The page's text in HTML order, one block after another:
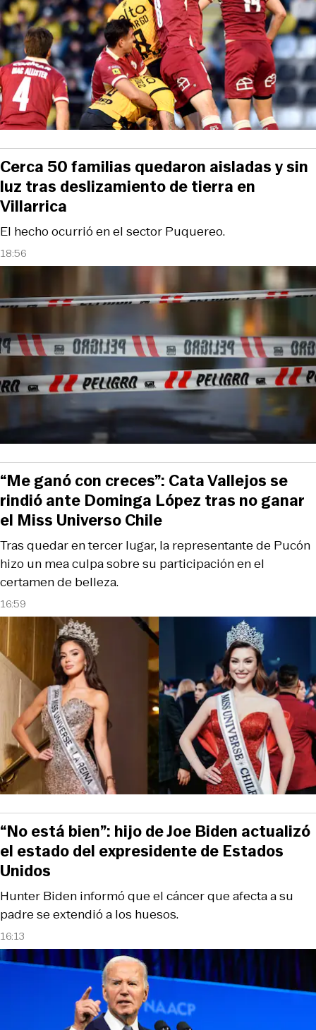
18:56
El hecho ocurrió en el sector Puquereo.
Cerca 50 familias quedaron aisladas y sin
luz tras deslizamiento de tierra en
Villarrica
16:59
Tras quedar en tercer lugar, la representante de Pucón
hizo un mea culpa sobre su participación en el
certamen de belleza.
“Me ganó con creces”: Cata Vallejos se
rindió ante Dominga López tras no ganar
el Miss Universo Chile
16:13
Hunter Biden informó que el cáncer que afecta a su
padre se extendió a los huesos.
“No está bien”: hijo de Joe Biden actualizó
el estado del expresidente de Estados
Unidos